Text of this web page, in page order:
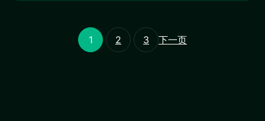
1 2 3 下一页